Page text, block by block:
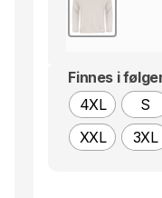
Finnes i
4XL
S
XXL
3XL